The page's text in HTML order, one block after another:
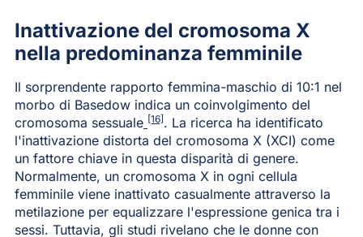
Inattivazione del cromosoma X
nella predominanza femminile
Il sorprendente rapporto femmina-maschio di 10:1 nel
morbo di Basedow indica un coinvolgimento del
cromosoma sessuale [16] . La ricerca ha identificato
l'inattivazione distorta del cromosoma X (XCI) come
un fattore chiave in questa disparità di genere.
Normalmente, un cromosoma X in ogni cellula
femminile viene inattivato casualmente attraverso la
metilazione per equalizzare l'espressione genica tra i
sessi. Tuttavia, gli studi rivelano che le donne con